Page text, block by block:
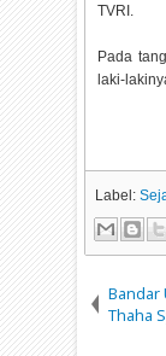
TVRI.
Pada
laki-
Label:
Bandar
Thaha